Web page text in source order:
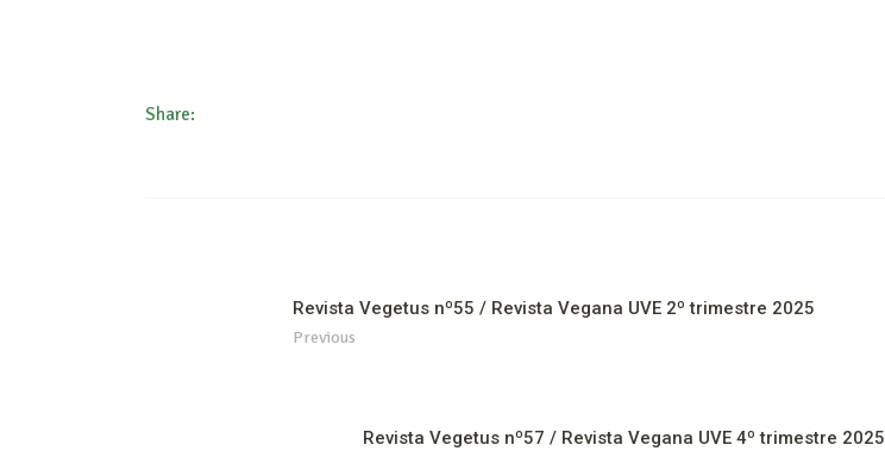
Share:
Revista Vegetus nº55 / Revista Vegana UVE 2º trimestre 2025
Previous
Revista Vegetus nº57 / Revista Vegana UVE 4º trimestre 2025